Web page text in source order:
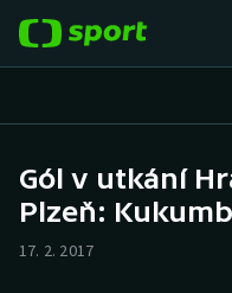
Hokej
Gól v utkání
Plzeň:
17. 2. 2017